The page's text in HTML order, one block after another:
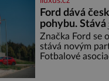
spokojí se lupič
měďáky a štůčky
žena pár dní nato
muž nebývale
budí hrůzu ještě
smrti
Ford dává
pohybu. Stává
partnerem
Značka Ford se
stává novým
Fotbalové